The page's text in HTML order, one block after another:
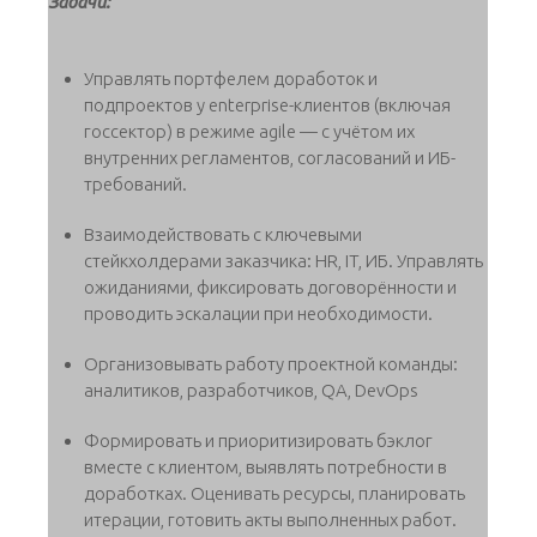
Управлять портфелем доработок и
подпроектов у enterprise-клиентов (включая
госсектор) в режиме agile — с учётом их
внутренних регламентов, согласований и ИБ-
требований.
Взаимодействовать с ключевыми
стейкхолдерами заказчика: HR, IT, ИБ. Управлять
ожиданиями, фиксировать договорённости и
проводить эскалации при необходимости.
Организовывать работу проектной команды:
аналитиков, разработчиков, QA, DevOps
Формировать и приоритизировать бэклог
вместе с клиентом, выявлять потребности в
доработках. Оценивать ресурсы, планировать
итерации, готовить акты выполненных работ.